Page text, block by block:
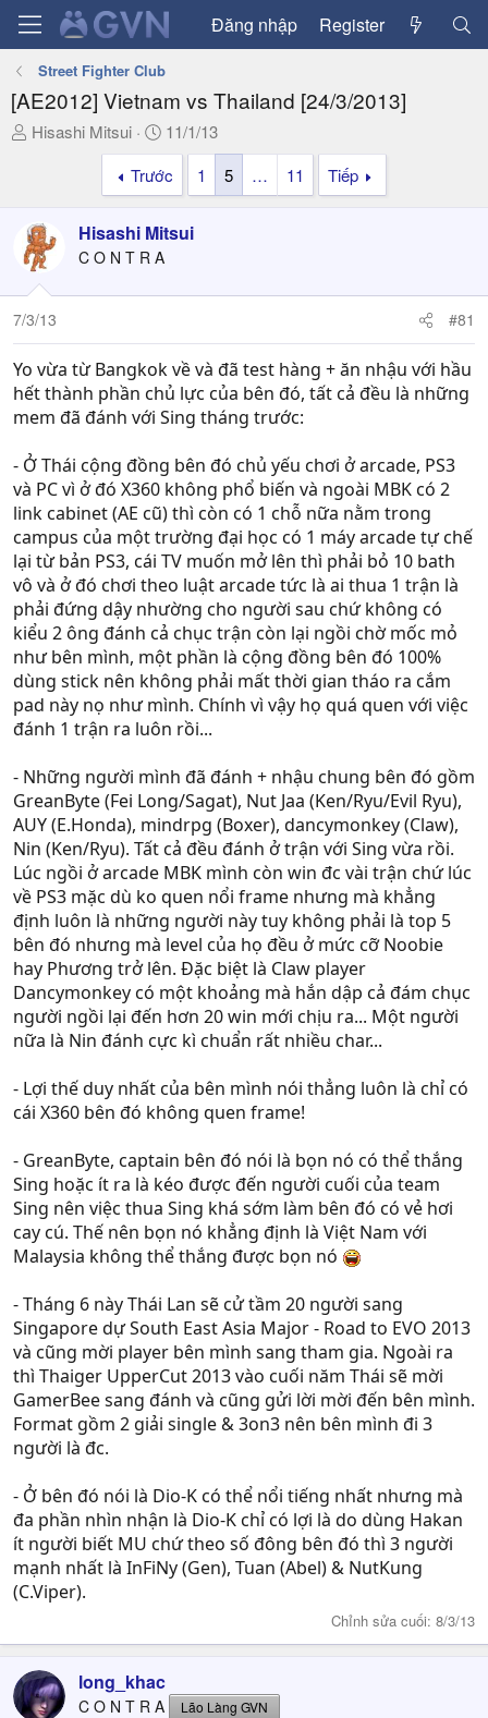
Đăng nhập Register
Street Fighter Club
[AE2012] Vietnam vs Thailand [24/3/2013]
T
a
d
s
t
a
e
r
Hisashi Mitsui
N
g
à
y
ử
11/1/13
Trước
1 5 … 11 Tiếp
Hisashi Mitsui
C O N T R A
7/3/13 #81
Yo vừa từ Bangkok về và đã test hàng + ăn nhậu với hầu
hết thành phần chủ lực của bên đó, tất cả đều là những
mem đã đánh với Sing tháng trước:
- Ở Thái cộng đồng bên đó chủ yếu chơi ở arcade, PS3
và PC vì ở đó X360 không phổ biến và ngoài MBK có 2
link cabinet (AE cũ) thì còn có 1 chỗ nữa nằm trong
campus của một trường đại học có 1 máy arcade tự chế
lại từ bản PS3, cái TV muốn mở lên thì phải bỏ 10 bath
vô và ở đó chơi theo luật arcade tức là ai thua 1 trận là
phải đứng dậy nhường cho người sau chứ không có
kiểu 2 ông đánh cả chục trận còn lại ngồi chờ mốc mỏ
như bên mình, một phần là cộng đồng bên đó 100%
dùng stick nên không phải mất thời gian tháo ra cắm
pad này nọ như mình. Chính vì vậy họ quá quen với việc
đánh 1 trận ra luôn rồi...
- Những người mình đã đánh + nhậu chung bên đó gồm
GreanByte (Fei Long/Sagat), Nut Jaa (Ken/Ryu/Evil Ryu),
AUY (E.Honda), mindrpg (Boxer), dancymonkey (Claw),
Nin (Ken/Ryu). Tất cả đều đánh ở trận với Sing vừa rồi.
Lúc ngồi ở arcade MBK mình còn win đc vài trận chứ lúc
về PS3 mặc dù ko quen nổi frame nhưng mà khẳng
định luôn là những người này tuy không phải là top 5
bên đó nhưng mà level của họ đều ở mức cỡ Noobie
hay Phương trở lên. Đặc biệt là Claw player
Dancymonkey có một khoảng mà hắn dập cả đám chục
người ngồi lại đến hơn 20 win mới chịu ra... Một người
nữa là Nin đánh cực kì chuẩn rất nhiều char...
- Lợi thế duy nhất của bên mình nói thẳng luôn là chỉ có
cái X360 bên đó không quen frame!
- GreanByte, captain bên đó nói là bọn nó có thể thắng
Sing hoặc ít ra là kéo được đến người cuối của team
Sing nên việc thua Sing khá sớm làm bên đó có vẻ hơi
cay cú. Thế nên bọn nó khẳng định là Việt Nam với
Malaysia không thể thắng được bọn nó
- Tháng 6 này Thái Lan sẽ cử tầm 20 người sang
Singapore dự South East Asia Major - Road to EVO 2013
và cũng mời player bên mình sang tham gia. Ngoài ra
thì Thaiger UpperCut 2013 vào cuối năm Thái sẽ mời
GamerBee sang đánh và cũng gửi lời mời đến bên mình.
Format gồm 2 giải single & 3on3 nên bên mình đi 3
người là đc.
- Ở bên đó nói là Dio-K có thể nổi tiếng nhất nhưng mà
đa phần nhìn nhận là Dio-K chỉ có lợi là do dùng Hakan
ít người biết MU chứ theo số đông bên đó thì 3 người
mạnh nhất là InFiNy (Gen), Tuan (Abel) & NutKung
(C.Viper).
Chỉnh sửa cuối: 8/3/13
long_khac
C O N T R A Lão Làng GVN